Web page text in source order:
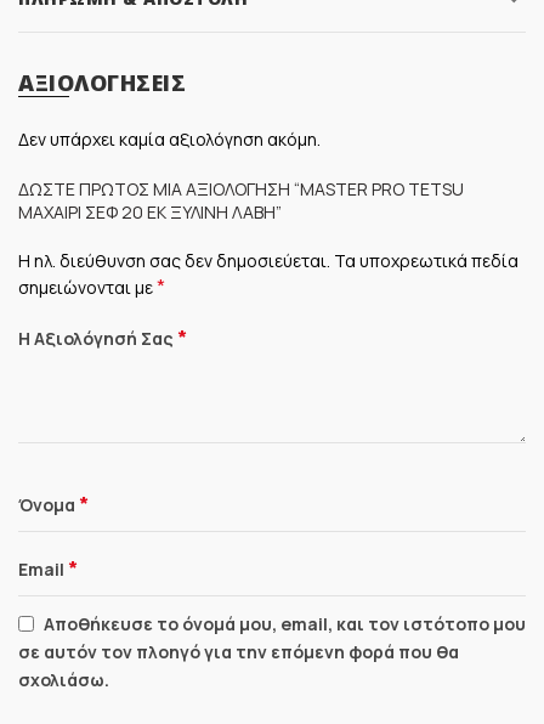
ΑΞΙΟΛΟΓΉΣΕΙΣ
Δεν υπάρχει καμία αξιολόγηση ακόμη.
ΔΏΣΤΕ ΠΡΏΤΟΣ ΜΊΑ ΑΞΙΟΛΌΓΗΣΗ “MASTER PRO TETSU
MΑΧΑΊΡΙ ΣΕΦ 20 ΕΚ ΞΎΛΙΝΗ ΛΑΒΉ”
Η ηλ. διεύθυνση σας δεν δημοσιεύεται. Τα υποχρεωτικά πεδία
σημειώνονται με*
Η Αξιολόγησή Σας *
Όνομα *
Email *
Αποθήκευσε το όνομά μου, email, και τον ιστότοπο μου
σε αυτόν τον πλοηγό για την επόμενη φορά που θα
σχολιάσω.